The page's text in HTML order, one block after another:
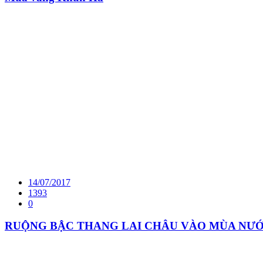
14/07/2017
1393
0
RUỘNG BẬC THANG LAI CHÂU VÀO MÙA